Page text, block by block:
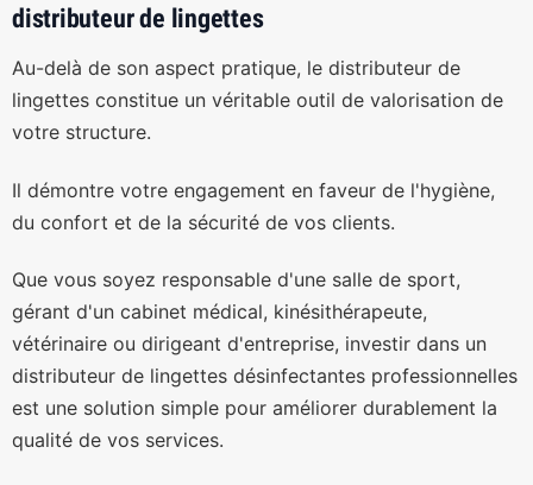
distributeur de lingettes
Au-delà de son aspect pratique, le distributeur de
lingettes constitue un véritable outil de valorisation de
votre structure.
Il démontre votre engagement en faveur de l'hygiène,
du confort et de la sécurité de vos clients.
Que vous soyez responsable d'une salle de sport,
gérant d'un cabinet médical, kinésithérapeute,
vétérinaire ou dirigeant d'entreprise, investir dans un
distributeur de lingettes désinfectantes professionnelles
est une solution simple pour améliorer durablement la
qualité de vos services.